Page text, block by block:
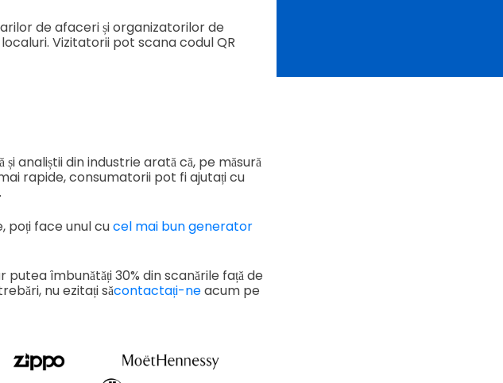
de afaceri și organizatorilor de
localuri. Vizitatorii pot scana codul QR
analiștii din industrie arată că, pe măsură
rapide, consumatorii pot fi ajutați cu
poți face unul cucel mai bun generator
putea îmbunătăți 30% din scanările față de
nu ezitați săcontactați-neacum pe